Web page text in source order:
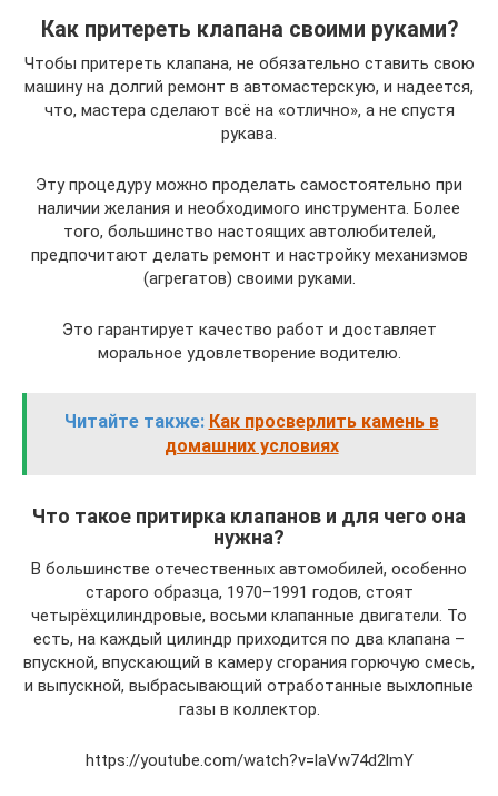
Как притереть клапана своими руками?
Чтобы притереть клапана, не обязательно ставить свою
машину на долгий ремонт в автомастерскую, и надеется,
что, мастера сделают всё на «отлично», а не спустя
рукава.
Эту процедуру можно проделать самостоятельно при
наличии желания и необходимого инструмента. Более
того, большинство настоящих автолюбителей,
предпочитают делать ремонт и настройку механизмов
(агрегатов) своими руками.
Это гарантирует качество работ и доставляет
моральное удовлетворение водителю.
Читайте также: Как просверлить камень в
домашних условиях
Что такое притирка клапанов и для чего она
нужна?
В большинстве отечественных автомобилей, особенно
старого образца, 1970–1991 годов, стоят
четырёхцилиндровые, восьми клапанные двигатели. То
есть, на каждый цилиндр приходится по два клапана –
впускной, впускающий в камеру сгорания горючую смесь,
и выпускной, выбрасывающий отработанные выхлопные
газы в коллектор.
https://youtube.com/watch?v=laVw74d2lmY